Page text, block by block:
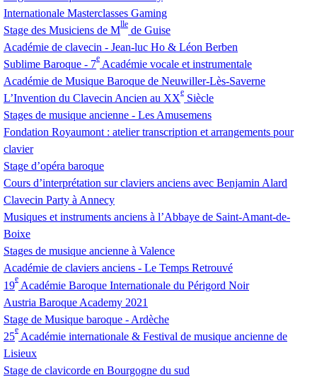
Internationale Masterclasses Gaming
Stage des Musiciens de M
lle
de Guise
Académie de clavecin - Jean-luc Ho & Léon Berben
Sublime Baroque - 7
e
Académie vocale et instrumentale
Académie de Musique Baroque de Neuwiller-Lès-Saverne
L’Invention du Clavecin Ancien au XX
e
Siècle
Stages de musique ancienne - Les Amusemens
Fondation Royaumont : atelier transcription et arrangements pour
clavier
Stage d’opéra baroque
Cours d’interprétation sur claviers anciens avec Benjamin Alard
Clavecin Party à Annecy
Musiques et instruments anciens à l’Abbaye de Saint-Amant-de-
Boixe
Stages de musique ancienne à Valence
Académie de claviers anciens - Le Temps Retrouvé
19
e
Académie Baroque Internationale du Périgord Noir
Austria Baroque Academy 2021
Stage de Musique baroque - Ardèche
25
e
Académie internationale & Festival de musique ancienne de
Lisieux
Stage de clavicorde en Bourgogne du sud